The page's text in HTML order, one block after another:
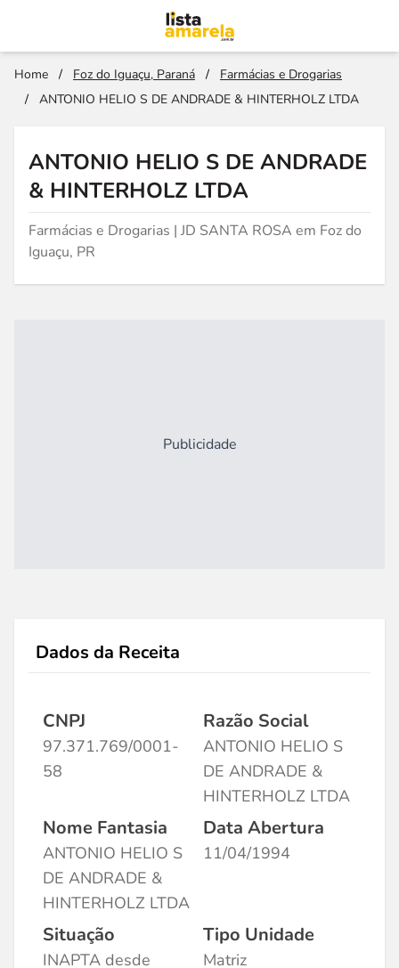
Home / Foz do Iguaçu, Paraná /
Farmácias e Drogarias
/
ANTONIO HELIO S DE ANDRADE & HINTERHOLZ LTDA
ANTONIO HELIO S DE ANDRADE
& HINTERHOLZ LTDA
Farmácias e Drogarias | JD SANTA ROSA em Foz do
Iguaçu, PR
Publicidade
Dados da Receita
CNPJ
97.371.769/0001-
58
Razão Social
ANTONIO HELIO S
DE ANDRADE &
HINTERHOLZ LTDA
Nome Fantasia
ANTONIO HELIO S
DE ANDRADE &
HINTERHOLZ LTDA
Data Abertura
11/04/1994
Situação
INAPTA desde
Tipo Unidade
Matriz